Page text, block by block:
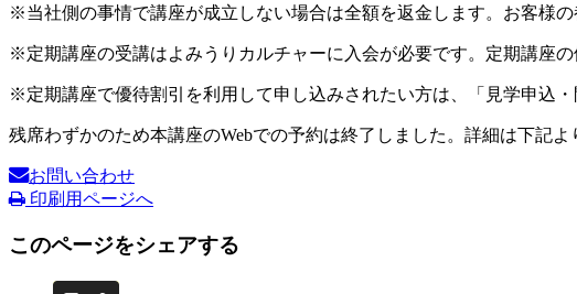
※当社側の事情で講座が成立しない場合は全額を返金します。お客様
※定期講座の受講はよみうりカルチャーに入会が必要です。定期講座
※定期講座で優待割引を利用して申し込みされたい方は、「見学申込
残席わずかのため本講座のWebでの予約は終了しました。詳細は下記よ
お問い合わせ
印刷用ページへ
このページをシェアする